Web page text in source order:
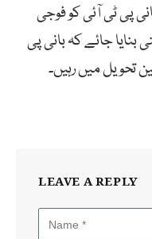
پی ٹی آئی کو فوجی
بنایا جائے کہ بانی پی
تحویل میں رہیں۔
LEAVE A REPLY